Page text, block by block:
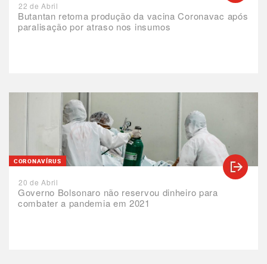
Butantan retoma produção da vacina Coronavac após
paralisação por atraso nos insumos
22 de Abril
Governo Bolsonaro não reservou dinheiro para
combater a pandemia em 2021
CORONAVÍRUS
20 de Abril